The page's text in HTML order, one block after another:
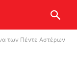
των Πέντε Αστέρων